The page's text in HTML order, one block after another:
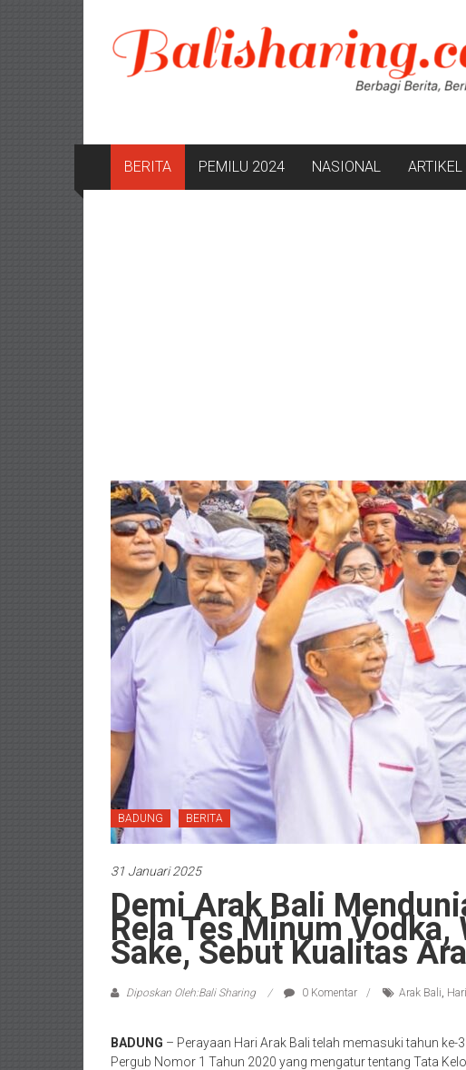
konten
BERITA PEMILU 2024 NASIONAL ARTIKEL
BADUNG BERITA
31 Januari 2025
Demi Arak Bali
Rela Tes Minum Vodka,
Sake, Sebut Kualitas
Diposkan Oleh:Bali Sharing 0 Komentar Arak Bali,
BADUNG – Perayaan Hari Arak Bali telah memasuki tahun ke-
Pergub Nomor 1 Tahun 2020 yang mengatur tentang Tata